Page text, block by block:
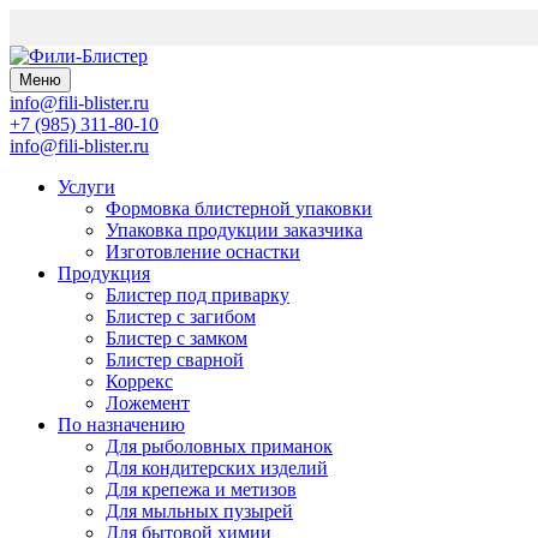
Меню
info@fili-blister.ru
+7 (985) 311-80-10
info@fili-blister.ru
Услуги
Формовка блистерной упаковки
Упаковка продукции заказчика
Изготовление оснастки
Продукция
Блистер под приварку
Блистер с загибом
Блистер с замком
Блистер сварной
Коррекс
Ложемент
По назначению
Для рыболовных приманок
Для кондитерских изделий
Для крепежа и метизов
Для мыльных пузырей
Для бытовой химии